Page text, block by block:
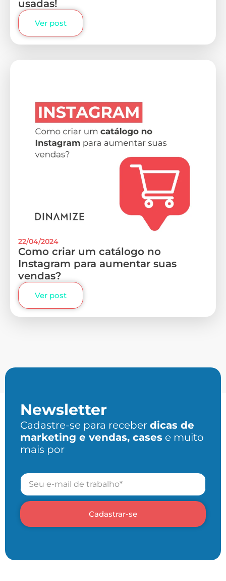
usadas!
Ver post
22/04/2024
Como criar um catálogo no
Instagram para aumentar suas
vendas?
Ver post
Newsletter
Cadastre-se para receber dicas de
marketing e vendas, cases e muito
mais por
Cadastrar-se